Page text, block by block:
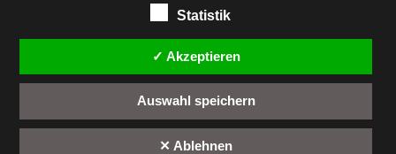
Statistik
✓ Akzeptieren
Auswahl speichern
✕ Ablehnen